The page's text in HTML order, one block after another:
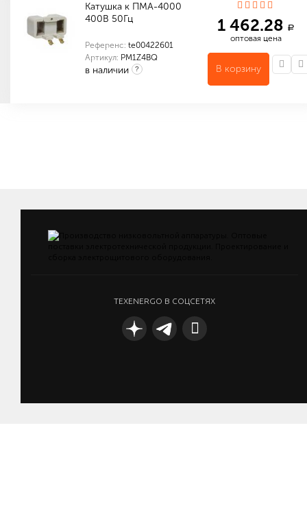
Катушка к ПМА-4000
400В 50Гц
Референс: te00422601
Артикул: PM1Z4BQ
в наличии ?
1 462.28 a
оптовая цена
В корзину
TEXENERGO В СОЦСЕТЯХ